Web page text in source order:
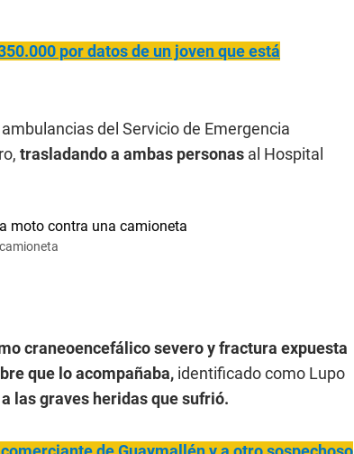
por datos de un joven que está
del Servicio de Emergencia
trasladando a ambas personas al Hospital
craneoencefálico severo y fractura expuesta
que lo acompañaba, identificado como Lupo
las graves heridas que sufrió.